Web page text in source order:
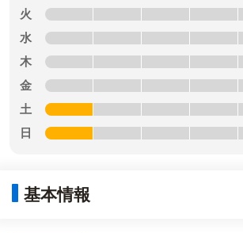
火
水
木
金
土
日
基本情報